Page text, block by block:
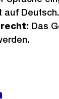
auf Deutsch.
Das